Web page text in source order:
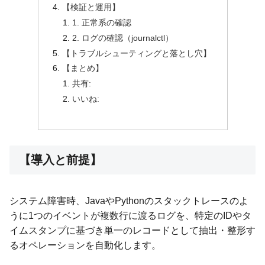
【検証と運用】
1. 正常系の確認
2. ログの確認（journalctl）
【トラブルシューティングと落とし穴】
【まとめ】
共有:
いいね:
【導入と前提】
システム障害時、JavaやPythonのスタックトレースのよ
うに1つのイベントが複数行に渡るログを、特定のIDやタ
イムスタンプに基づき単一のレコードとして抽出・整形す
るオペレーションを自動化します。